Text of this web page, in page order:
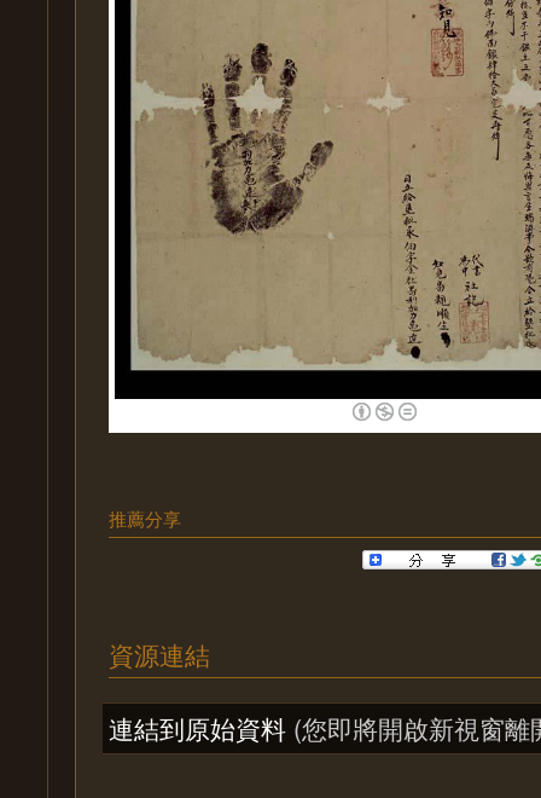
推薦分享
資源連結
連結到原始資料 (您即將開啟新視窗離